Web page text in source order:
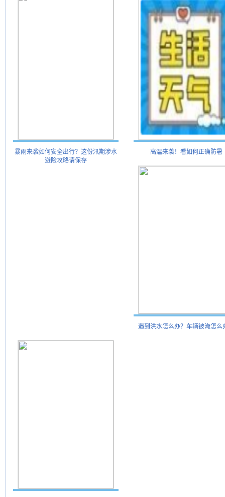
暴雨来袭如何安全出行？这份汛期涉水
避险攻略请保存
高温来袭！看如何正确防暑
遇到洪水怎么办？车辆被淹怎么